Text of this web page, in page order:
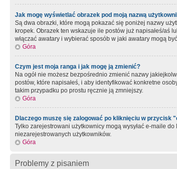
Jak mogę wyświetlać obrazek pod moją nazwą
Są dwa obrazki, które mogą pokazać się poniżej nazwy
kropek. Obrazek ten wskazuje ile postów już napisałeś/aś
włączać awatary i wybierać sposób w jaki awatary mogą
Góra
Czym jest moja ranga i jak mogę ją zmienić?
Na ogół nie możesz bezpośrednio zmienić nazwy
postów, które napisałeś, i aby identyfikować konkretne
takim przypadku po prostu ręcznie ją zmniejszy.
Góra
Dlaczego muszę się zalogować po kliknięciu w przycisk
Tylko zarejestrowani użytkownicy mogą wysyłać e-maile
niezarejestrowanych użytkowników.
Góra
Problemy z pisaniem